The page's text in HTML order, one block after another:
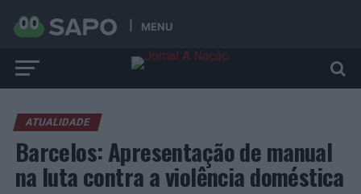
MENU
ATUALIDADE
Barcelos: Apresentação de manual
na luta contra a violência doméstica